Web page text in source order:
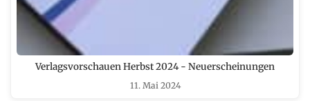
Verlagsvorschauen Herbst 2024 - Neuerscheinungen
11. Mai 2024